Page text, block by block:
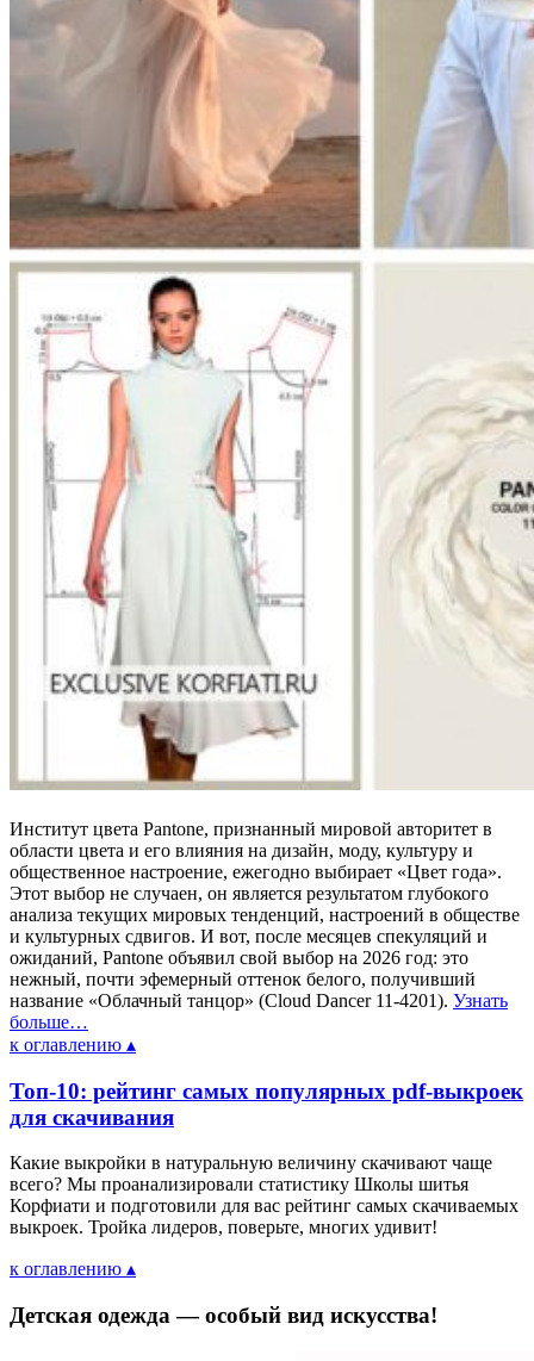
Институт цвета Pantone, признанный мировой авторитет в
области цвета и его влияния на дизайн, моду, культуру и
общественное настроение, ежегодно выбирает «Цвет года».
Этот выбор не случаен, он является результатом глубокого
анализа текущих мировых тенденций, настроений в обществе
и культурных сдвигов. И вот, после месяцев спекуляций и
ожиданий, Pantone объявил свой выбор на 2026 год: это
нежный, почти эфемерный оттенок белого, получивший
название «Облачный танцор» (Cloud Dancer 11-4201). Узнать
больше…
к оглавлению ▴
Топ-10: рейтинг самых популярных pdf-выкроек
для скачивания
Какие выкройки в натуральную величину скачивают чаще
всего? Мы проанализировали статистику Школы шитья
Корфиати и подготовили для вас рейтинг самых скачиваемых
выкроек. Тройка лидеров, поверьте, многих удивит!
к оглавлению ▴
Детская одежда — особый вид искусства!